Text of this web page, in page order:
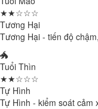
★★☆☆☆
Tương Hại
Tương Hại - tiến độ
🐲
Tuổi Thìn
★★☆☆☆
Tự Hình
Tự Hình - kiểm soát cảm